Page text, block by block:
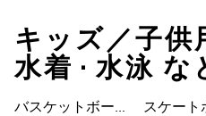
キッズ／子供
水着 • 水泳 な
バスケットボール
スケート